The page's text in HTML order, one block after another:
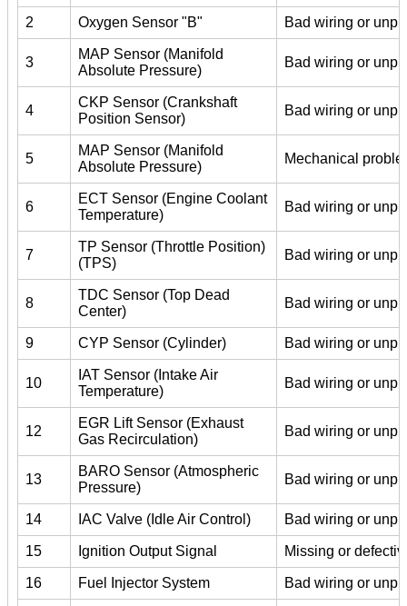
2 Oxygen Sensor "B" Bad wiring or
3
MAP Sensor (Manifold
Absolute Pressure)
Bad wiring or
4
CKP Sensor (Crankshaft
Position Sensor)
Bad wiring or
5
MAP Sensor (Manifold
Absolute Pressure)
Mechanical
6
ECT Sensor (Engine Coolant
Temperature)
Bad wiring or
7
TP Sensor (Throttle Position)
(TPS)
Bad wiring or
8
TDC Sensor (Top Dead
Center)
Bad wiring or
9 CYP Sensor (Cylinder) Bad wiring or
10
IAT Sensor (Intake Air
Temperature)
Bad wiring or
12
EGR Lift Sensor (Exhaust
Gas Recirculation)
Bad wiring or
13
BARO Sensor (Atmospheric
Pressure)
Bad wiring or
14 IAC Valve (Idle Air Control) Bad wiring or
15 Ignition Output Signal Missing or
16 Fuel Injector System Bad wiring or